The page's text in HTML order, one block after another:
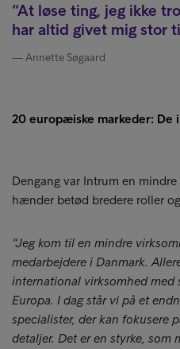
At løse ting, jeg ikke
har altid givet mig stor
Annette Søgaard
20 europæiske markeder:
Dengang var Intrum en
hænder betød bredere roller
“Jeg kom til en mindre
medarbejdere i Danmark.
international virksomhed med
Europa. I dag står vi på et
specialister, der kan fokusere
detaljer. Det er en styrke,